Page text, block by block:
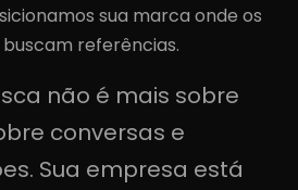
sua marca onde os
referências.
não é mais sobre
conversas e
Sua empresa está